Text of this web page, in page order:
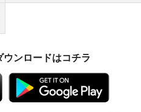
ンロードはコチラ